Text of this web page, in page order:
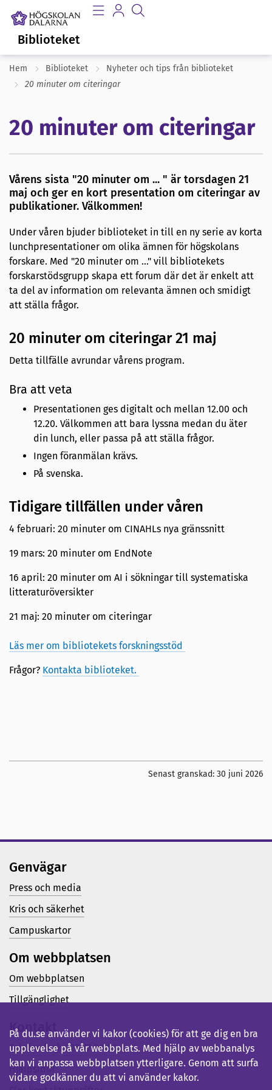
Biblioteket
Hem Biblioteket
Nyheter och tips från biblioteket
20 minuter om citeringar
20 minuter om citeringar
Vårens sista "20 minuter om ... " är torsdagen 21
maj och ger en kort presentation om citeringar av
publikationer. Välkommen!
Under våren bjuder biblioteket in till en ny serie av korta
lunchpresentationer om olika ämnen för högskolans
forskare. Med "20 minuter om ..." vill bibliotekets
forskarstödsgrupp skapa ett forum där det är enkelt att
ta del av information om relevanta ämnen och smidigt
att ställa frågor.
20 minuter om citeringar 21 maj
Detta tillfälle avrundar vårens program.
Bra att veta
Presentationen ges digitalt och mellan 12.00 och
12.20. Välkommen att bara lyssna medan du äter
din lunch, eller passa på att ställa frågor.
Ingen föranmälan krävs.
På svenska.
Tidigare tillfällen under våren
4 februari: 20 minuter om CINAHLs nya gränssnitt
19 mars: 20 minuter om EndNote
16 april: 20 minuter om AI i sökningar till systematiska
litteraturöversikter
21 maj: 20 minuter om citeringar
Läs mer om bibliotekets forskningsstöd
Frågor? Kontakta biblioteket.
Senast granskad: 30 juni 2026
Genvägar
Press och media
Kris och säkerhet
Campuskartor
Om webbplatsen
Om webbplatsen
Tillgänglighet
Kontakt
Telefon (vx): 023-77 80 00
Hjälpsidor
På du.se använder vi kakor (cookies) för att ge dig en bra
upplevelse på vår webbplats. Med hjälp av webbanalys
kan vi anpassa webbplatsen ytterligare. Genom att surfa
vidare godkänner du att vi använder kakor.